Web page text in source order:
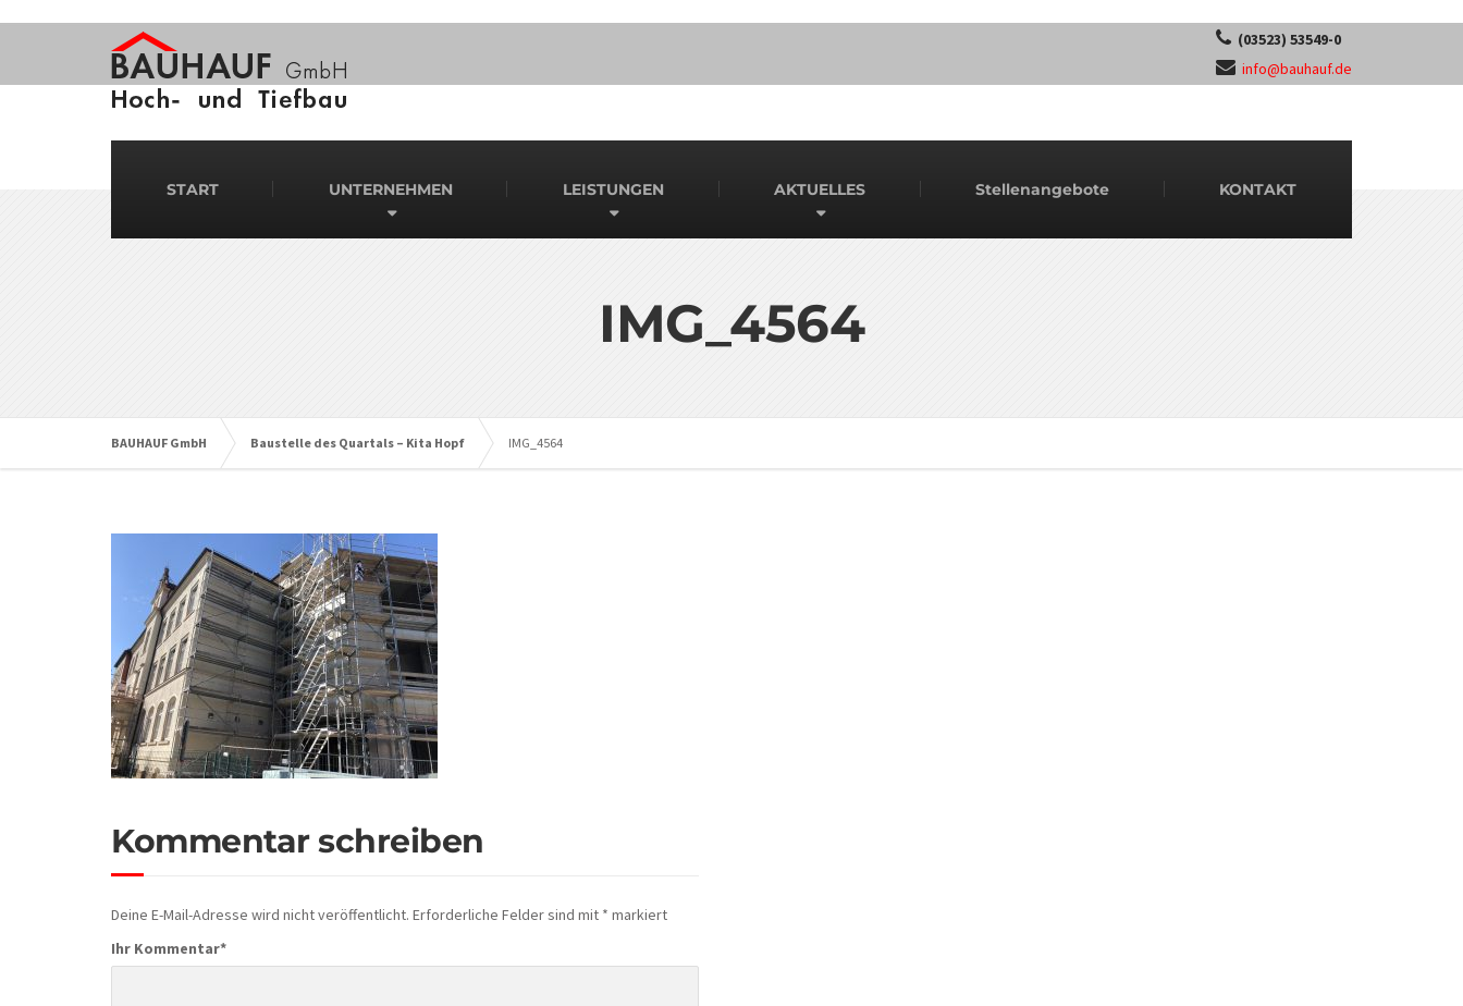
(03523) 53549-0
info@bauhauf.de
START UNTERNEHMEN LEISTUNGEN AKTUELLES Stellenangebote KONTAKT
IMG_4564
BAUHAUF GmbH Baustelle des Quartals – Kita Hopf IMG_4564
Kommentar schreiben
Deine E-Mail-Adresse wird nicht veröffentlicht. Erforderliche Felder sind mit * markiert
Ihr Kommentar*